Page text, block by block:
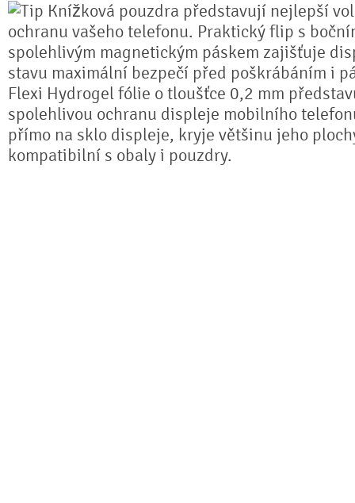
Knížková pouzdra představují nejlepší
ochranu vašeho telefonu. Praktický flip s
spolehlivým magnetickým páskem zajišťuje
stavu maximální bezpečí před poškrábáním i
Flexi Hydrogel fólie o tloušťce 0,2 mm
spolehlivou ochranu displeje mobilního
přímo na sklo displeje, kryje většinu jeho
kompatibilní s obaly i pouzdry.